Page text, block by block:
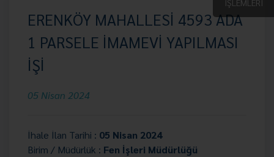
İŞLEMLERİ
ERENKÖY MAHALLESİ 4593 ADA
1 PARSELE İMAMEVİ YAPILMASI
İŞİ
05 Nisan 2024
İhale İlan Tarihi : 05 Nisan 2024
Birim / Müdürlük : Fen İşleri Müdürlüğü